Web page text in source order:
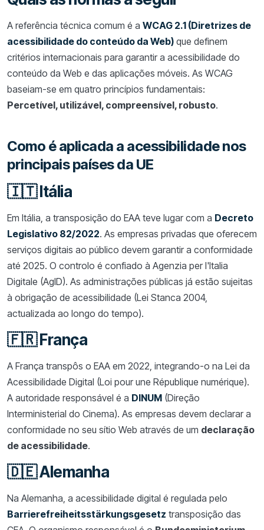
A referência técnica comum é a WCAG 2.1 (Diretrizes de
acessibilidade do conteúdo da Web) que definem
critérios internacionais para garantir a acessibilidade do
conteúdo da Web e das aplicações móveis. As WCAG
baseiam-se em quatro princípios fundamentais:
Percetível, utilizável, compreensível, robusto.
Como é aplicada a acessibilidade nos
principais países da UE
🇮🇹 Itália
Em Itália, a transposição do EAA teve lugar com a Decreto
Legislativo 82/2022. As empresas privadas que oferecem
serviços digitais ao público devem garantir a conformidade
até 2025. O controlo é confiado à Agenzia per l'Italia
Digitale (AgID). As administrações públicas já estão sujeitas
à obrigação de acessibilidade (Lei Stanca 2004,
actualizada ao longo do tempo).
🇫🇷 França
A França transpôs o EAA em 2022, integrando-o na Lei da
Acessibilidade Digital (Loi pour une République numérique).
A autoridade responsável é a DINUM (Direção
Interministerial do Cinema). As empresas devem declarar a
conformidade no seu sítio Web através de um declaração
de acessibilidade.
🇩🇪 Alemanha
Na Alemanha, a acessibilidade digital é regulada pelo
Barrierefreiheitsstärkungsgesetz transposição das